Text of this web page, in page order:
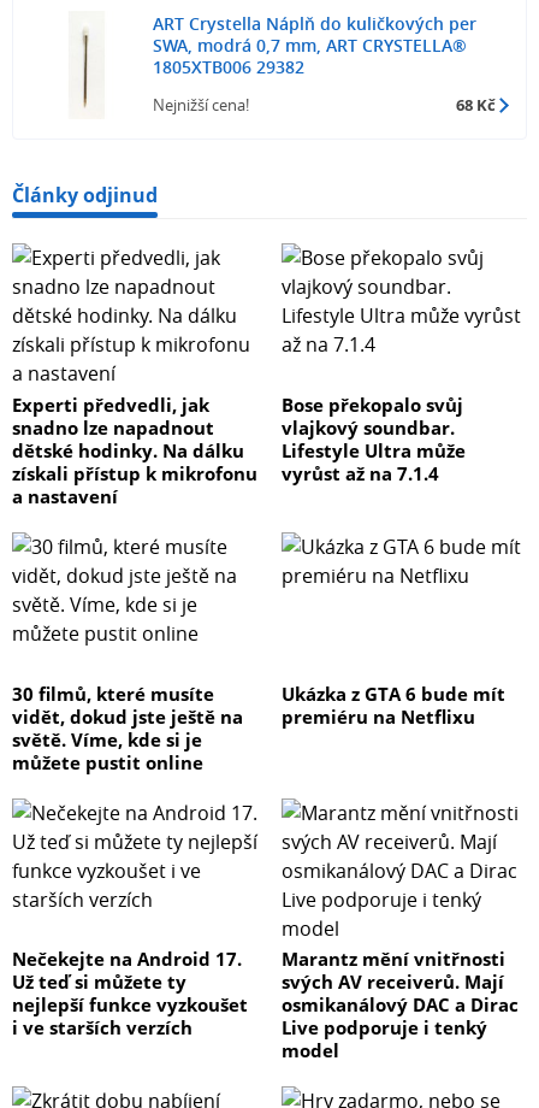
ART Crystella Náplň do kuličkových per
SWA, modrá 0,7 mm, ART CRYSTELLA®
1805XTB006 29382
Nejnižší cena! 68 Kč
Články odjinud
Experti předvedli, jak
snadno lze napadnout
dětské hodinky. Na dálku
získali přístup k mikrofonu
a nastavení
Bose překopalo svůj
vlajkový soundbar.
Lifestyle Ultra může
vyrůst až na 7.1.4
30 filmů, které musíte
vidět, dokud jste ještě na
světě. Víme, kde si je
můžete pustit online
Ukázka z GTA 6 bude mít
premiéru na Netflixu
Nečekejte na Android 17.
Už teď si můžete ty
nejlepší funkce vyzkoušet
i ve starších verzích
Marantz mění vnitřnosti
svých AV receiverů. Mají
osmikanálový DAC a Dirac
Live podporuje i tenký
model